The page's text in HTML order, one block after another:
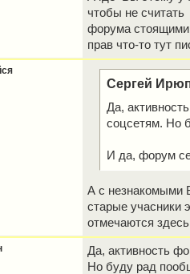
чтобы не считать
форума стоящими
прав что-то тут
Сергей
Да,
соцсетям. Но
И да, форум
А с незнакомыми
старые учасники
отмечаются
Да, активность
Но буду рад